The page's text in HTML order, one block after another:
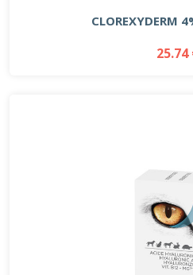
CLOREXYDERM
25.74